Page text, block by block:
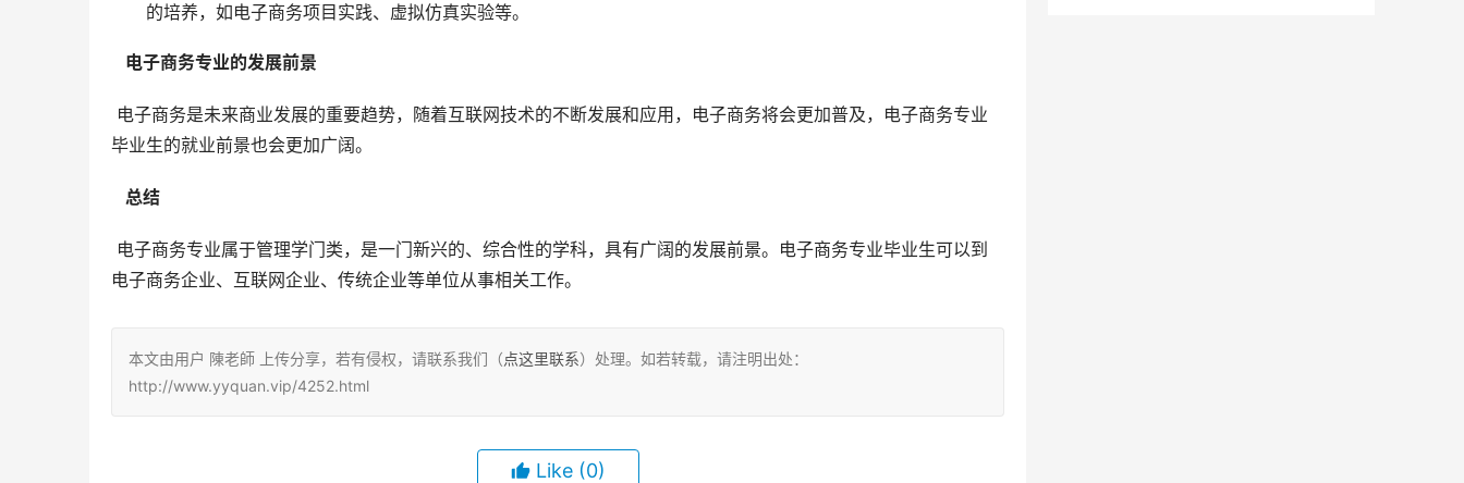
的培养，如电子商务项目实践、虚拟仿真实验等。
  电子商务专业的发展前景
毕业生的就业前景也会更加广阔。
  总结
电子商务企业、互联网企业、传统企业等单位从事相关工作。
本文由用户 陳老師 上传分享，若有侵权，请联系我们（点这里联系）处理。如若转载，请注明出处：
http://www.yyquan.vip/4252.html
Like (0)